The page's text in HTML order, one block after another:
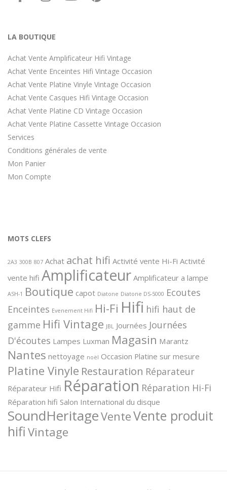
LA BOUTIQUE
Achat Vente Amplificateur Hifi Vintage
Achat Vente Enceintes Hifi Vintage Occasion
Achat Vente Platine Vinyle Vintage Occasion
Achat Vente Casques Hifi Vintage Occasion
Achat Vente Platine CD Vintage Occasion
Achat Vente Platine Cassette Vintage Occasion
Services
Conditions générales de vente
Mon Panier
Mon Compte
MOTS CLEFS
2A3 300B 807 Achat achat hifi Activité vente Hi-Fi Activité
vente hifi Amplificateur Amplificateur a lampe
ASH-1 Boutique capot Diatone Diatone DS-5000 Ecoutes
Enceintes Evenement Hifi Hi-Fi Hifi hifi haut de
gamme Hifi Vintage JBL Journées Journées
D'écoutes Lampes Luxman Magasin Marantz
Nantes nettoyage noël Occasion Platine sur mesure
Platine Vinyle Restauration Réparateur
Réparateur Hifi Réparation Réparation Hi-Fi
Réparation hifi Salon International du disque
SoundHeritageVenteVente produit
hifi Vintage